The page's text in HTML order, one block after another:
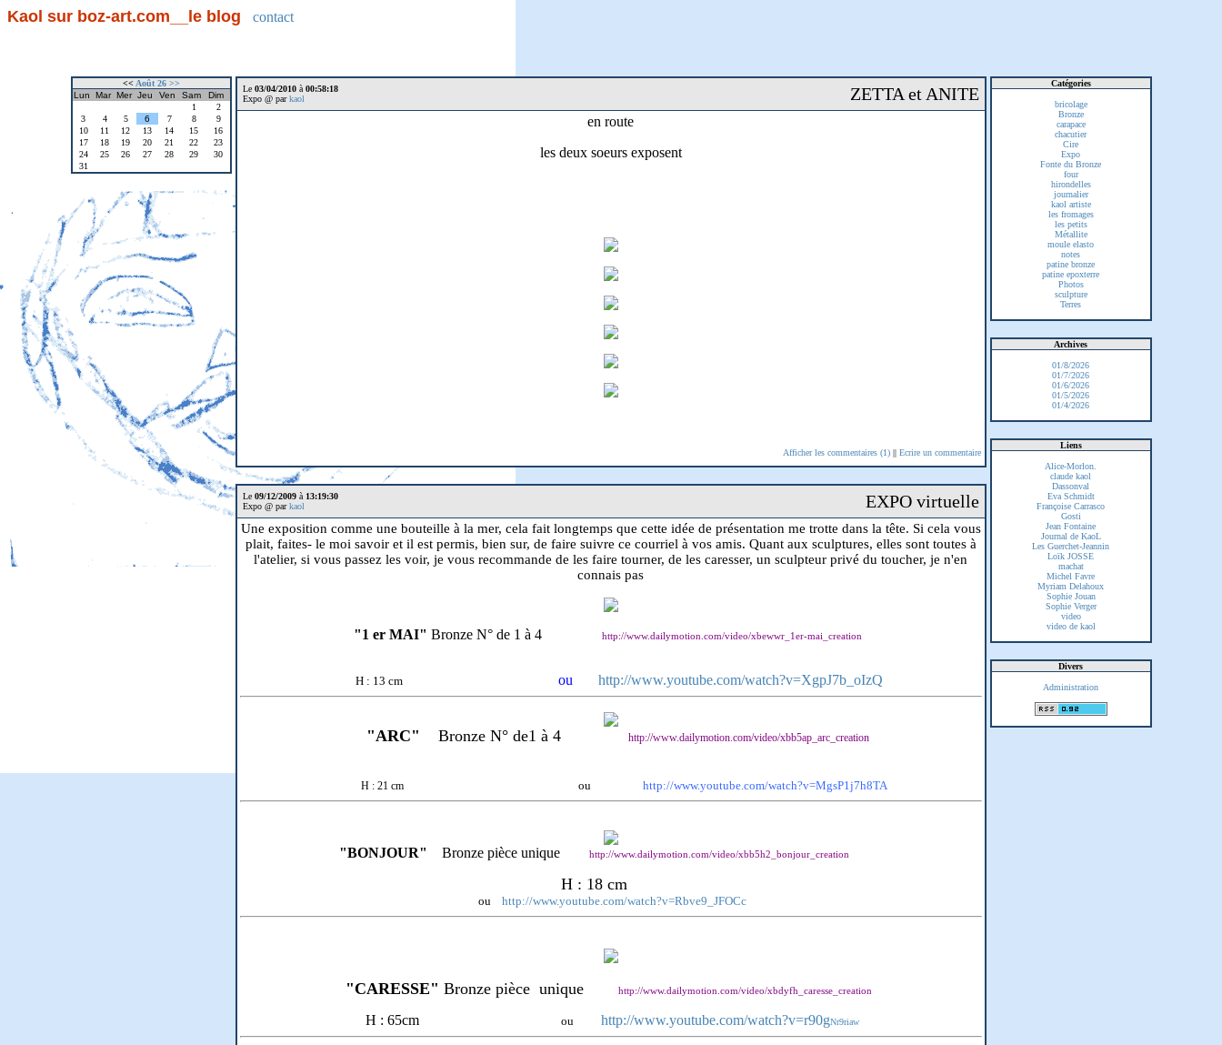
Kaol sur boz-art.com__le blog contact
<< Août 26 >>
Lun
Mar Mer Jeu Ven Sam
Dim
1
2
3
4 5 6 7 8
9
10
11 12 13 14 15
16
17
18 19 20 21 22
23
24
25 26 27 28 29
30
31
Le 03/04/2010à 00:58:18
Expo @ parkaol ZETTA et ANITE
en route
les deux soeurs exposent
Afficher les commentaires (1)|| Ecrire un commentaire
Le 09/12/2009à 13:19:30
Expo @ parkaol EXPO virtuelle
Une exposition comme une bouteille à la mer, cela fait longtemps que cette idée de présentation me trotte dans la tête. Si cela vous
plait, faites- le moi savoir et il est permis, bien sur, de faire suivre ce courriel à vos amis. Quant aux sculptures, elles sont toutes à
l'atelier, si vous passez les voir, je vous recommande de les faire tourner, de les caresser, un sculpteur privé du toucher, je n'en
connais pas
"1 er MAI" Bronze N° de 1 à 4 http://www.dailymotion.com/video/xbewwr_1er-mai_creation
H : 13 cm ou http://www.youtube.com/watch?v=XgpJ7b_oIzQ
"ARC" Bronze N° de1 à 4 http://www.dailymotion.com/video/xbb5ap_arc_creation
H : 21 cm ou http://www.youtube.com/watch?v=MgsP1j7h8TA
"BONJOUR" Bronze pièce unique http://www.dailymotion.com/video/xbb5h2_bonjour_creation
H : 18 cm
ou http://www.youtube.com/watch?v=Rbve9_JFOCc
"CARESSE" Bronze pièce unique http://www.dailymotion.com/video/xbdyfh_caresse_creation
H : 65cm ou http://www.youtube.com/watch?v=r90gNr9riaw
Catégories
bricolage
Bronze
carapace
chacutier
Cire
Expo
Fonte du Bronze
four
hirondelles
journalier
kaol artiste
les fromages
les petits
Métallite
moule elasto
notes
patine bronze
patine epoxterre
Photos
sculpture
Terres
Archives
01/8/2026
01/7/2026
01/6/2026
01/5/2026
01/4/2026
Liens
Alice-Morlon.
claude kaol
Dassonval
Eva Schmidt
Françoise Carrasco
Gosti
Jean Fontaine
Journal de KaoL
Les Guerchet-Jeannin
Loïk JOSSE
machat
Michel Favre
Myriam Delahoux
Sophie Jouan
Sophie Verger
video
video de kaol
Divers
Administration